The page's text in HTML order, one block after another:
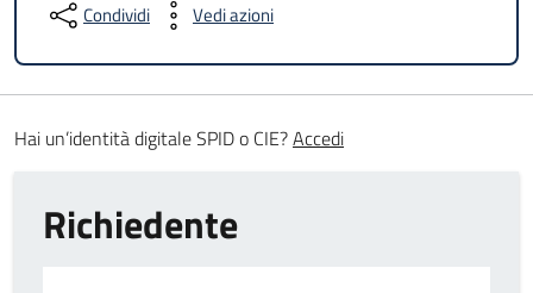
Condividi Vedi azioni
Hai un’identità digitale SPID o CIE?Accedi
Richiedente